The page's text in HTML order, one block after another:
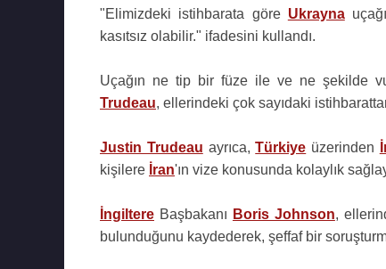
"Elimizdeki istihbarata göre Ukrayna
kasıtsız olabilir." ifadesini kullandı.
Uçağın ne tip bir füze ile ve ne şekilde
Trudeau, ellerindeki çok sayıdaki
Justin Trudeau ayrıca,Türkiye üzerinden
kişilere İran'ın vize konusunda kolaylık
İngiltere Başbakanı Boris Johnson,
bulunduğunu kaydederek, şeffaf bir